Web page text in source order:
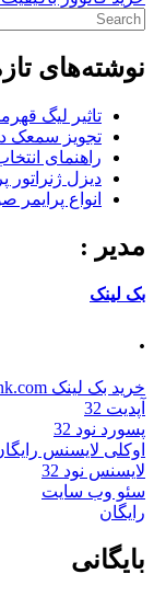
نوشته‌های
تاثیر لیگ
تجویز سمعک
راهنمای
دیزل ژنراتور
انواع پرایمر
مدیر :
بک لینک
خرید بک لینک behtarinbacklink.com
آپدیت 32
پسورد نود 32
اوکلی لایسنس رایگان
لایسنس نود 32
سئو وب سایت
رایگان
بایگانی